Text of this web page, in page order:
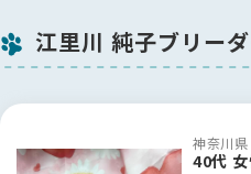
江里川 純子ブリー
神奈川県
40代